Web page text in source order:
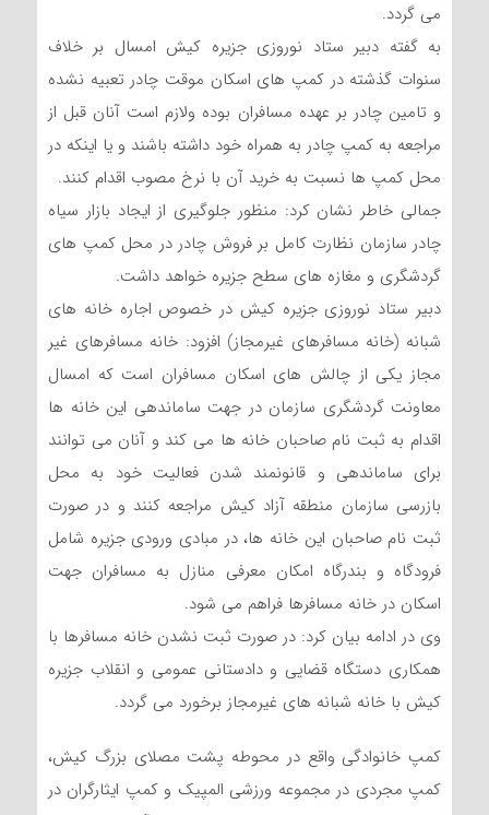
می گردد.
به گفته دبیر ستاد نوروزی جزیره کیش امسال بر خلاف
سنوات گذشته در کمپ های اسکان موقت چادر تعبیه نشده
و تامین چادر بر عهده مسافران بوده ولازم است آنان قبل از
مراجعه به کمپ چادر به همراه خود داشته باشند و یا اینکه در
محل کمپ ها نسبت به خرید آن با نرخ مصوب اقدام کنند.
جمالی خاطر نشان کرد: منظور جلوگیری از ایجاد بازار سیاه
چادر سازمان نظارت کامل بر فروش چادر در محل کمپ های
گردشگری و مغازه های سطح جزیره خواهد داشت.
دبیر ستاد نوروزی جزیره کیش در خصوص اجاره خانه های
شبانه (خانه مسافرهای غیرمجاز) افزود: خانه مسافرهای غیر
مجاز یکی از چالش های اسکان مسافران است که امسال
معاونت گردشگری سازمان در جهت ساماندهی این خانه ها
اقدام به ثبت نام صاحبان خانه ها می کند و آنان می توانند
برای ساماندهی و قانونمند شدن فعالیت خود به محل
بازرسی سازمان منطقه آزاد کیش مراجعه کنند و در صورت
ثبت نام صاحبان این خانه ها، در مبادی ورودی جزیره شامل
فرودگاه و بندرگاه امکان معرفی منازل به مسافران جهت
اسکان در خانه مسافرها فراهم می شود.
وی در ادامه بیان کرد: در صورت ثبت نشدن خانه مسافرها با
همکاری دستگاه قضایی و دادستانی عمومی و انقلاب جزیره
کیش با خانه شبانه های غیرمجاز برخورد می گردد.
کمپ خانوادگی واقع در محوطه پشت مصلای بزرگ کیش،
کمپ مجردی در مجموعه ورزشی المپیک و کمپ ایثارگران در